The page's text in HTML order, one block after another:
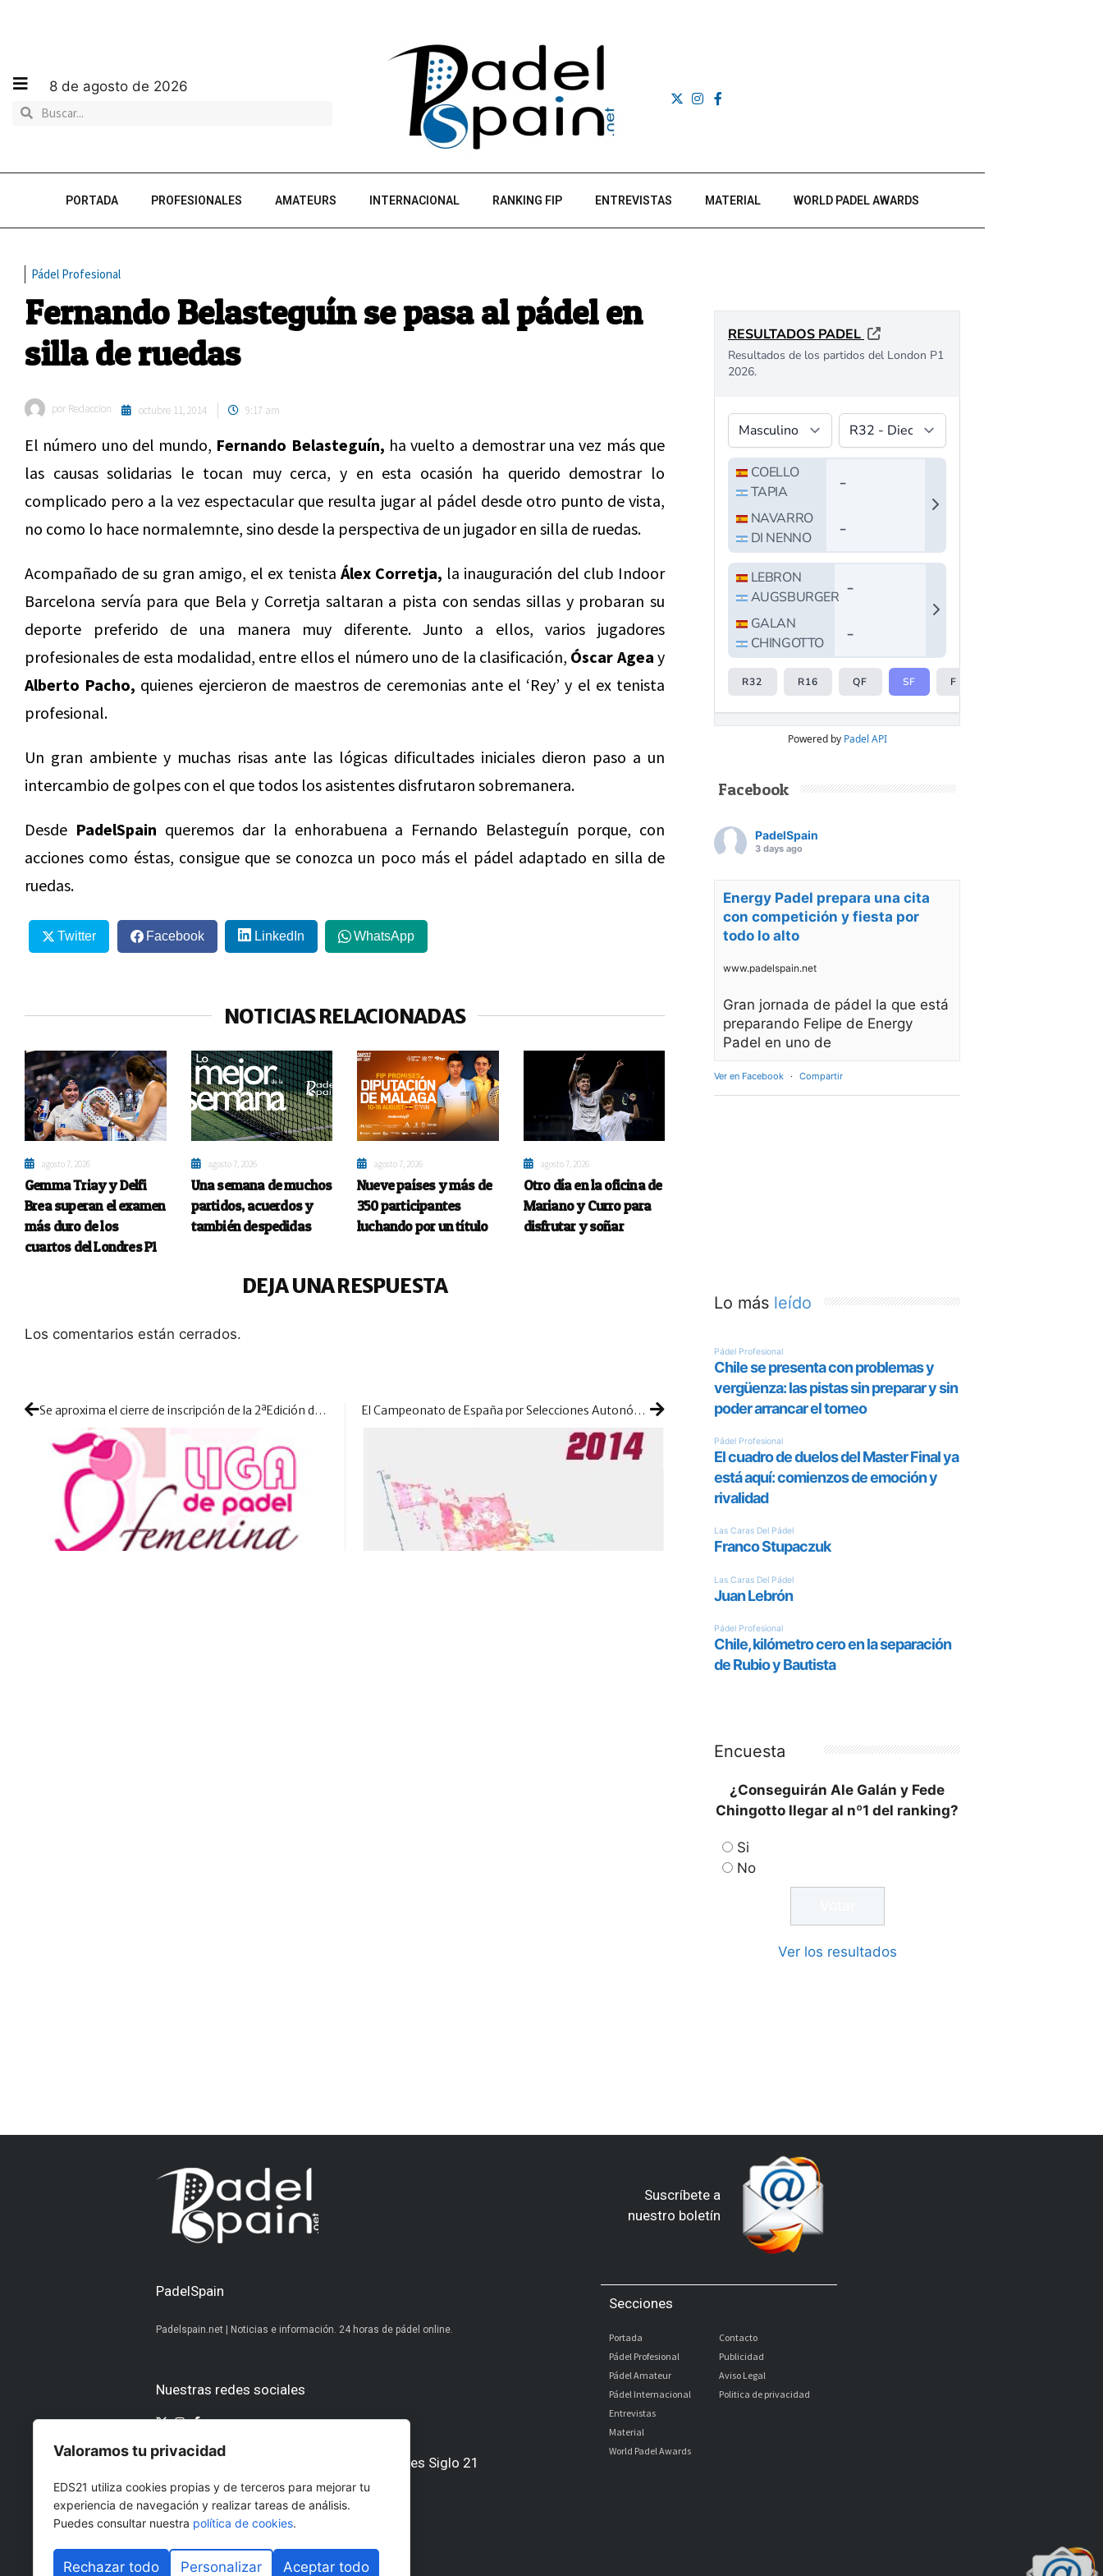
8 de agosto de 2026
PORTADA PROFESIONALES AMATEURS INTERNACIONAL RANKING FIP ENTREVISTAS MATERIAL WORLD PADEL AWARDS
Pádel Profesional
Fernando Belasteguín se pasa al pádel en
silla de ruedas
por Redaccion octubre 11, 2014 9:17 am
El número uno del mundo, Fernando Belasteguín, ha vuelto a demostrar una vez más que
las causas solidarias le tocan muy cerca, y en esta ocasión ha querido demostrar lo
complicado pero a la vez espectacular que resulta jugar al pádel desde otro punto de vista,
no como lo hace normalemnte, sino desde la perspectiva de un jugador en silla de ruedas.
Acompañado de su gran amigo, el ex tenista Álex Corretja, la inauguración del club Indoor
Barcelona servía para que Bela y Corretja saltaran a pista con sendas sillas y probaran su
deporte preferido de una manera muy diferente. Junto a ellos, varios jugadores
profesionales de esta modalidad, entre ellos el número uno de la clasificación, Óscar Agea y
Alberto Pacho, quienes ejercieron de maestros de ceremonias ante el ‘Rey’ y el ex tenista
profesional.
Un gran ambiente y muchas risas ante las lógicas dificultades iniciales dieron paso a un
intercambio de golpes con el que todos los asistentes disfrutaron sobremanera.
Desde PadelSpain queremos dar la enhorabuena a Fernando Belasteguín porque, con
acciones como éstas, consigue que se conozca un poco más el pádel adaptado en silla de
ruedas.
Twitter Facebook LinkedIn WhatsApp
NOTICIAS RELACIONADAS
agosto 7, 2026
Gemma Triay y Delfi
Brea superan el examen
más duro de los
cuartos del Londres P1
agosto 7, 2026
Una semana de muchos
partidos, acuerdos y
también despedidas
agosto 7, 2026
Nueve países y más de
350 participantes
luchando por un título
agosto 7, 2026
Otro día en la oficina de
Mariano y Curro para
disfrutar y soñar
DEJA UNA RESPUESTA
Los comentarios están cerrados.
Se aproxima el cierre de inscripción de la 2ªEdición de la Liga Femenina FPCV El Campeonato de España por Selecciones Autonómicas Absolutas está que arde
Powered by Padel API
Facebook
PadelSpain
3 days ago
Energy Padel prepara una cita
con competición y fiesta por
todo lo alto
www.padelspain.net
Gran jornada de pádel la que está
preparando Felipe de Energy
Padel en uno de
Ver en Facebook · Compartir
Lo más leído
Encuesta
¿Conseguirán Ale Galán y Fede
Chingotto llegar al nº1 del ranking?
Si
No
Ver los resultados
Suscríbete a
nuestro boletín
PadelSpain
Padelspain.net | Noticias e información. 24 horas de pádel online.
Nuestras redes sociales
Otros medios del Grupo Ediciones Digitales Siglo 21
AltoDirectivo
RRHHDigital
GolfConfidencial
Secciones
Portada
Pádel Profesional
Pádel Amateur
Pádel Internacional
Entrevistas
Material
World Padel Awards
Contacto
Publicidad
Aviso Legal
Politica de privacidad
Valoramos tu privacidad
EDS21 utiliza cookies propias y de terceros para mejorar tu
experiencia de navegación y realizar tareas de análisis.
Puedes consultar nuestra política de cookies.
Rechazar todo Personalizar Aceptar todo